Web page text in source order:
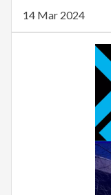
14 Mar 2024